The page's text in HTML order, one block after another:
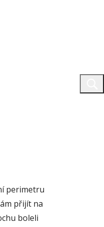
perimetru
přijít na
boleli